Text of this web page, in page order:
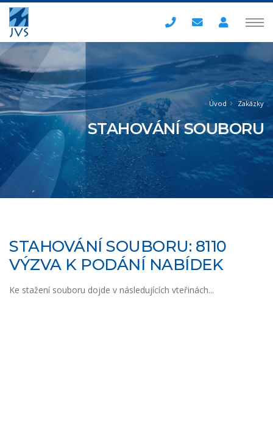
Úvod Zakázky
STAHOVÁNÍ SOUBORU
STAHOVÁNÍ SOUBORU: 8110
VÝZVA K PODÁNÍ NABÍDEK
Ke stažení souboru dojde v následujících vteřinách...